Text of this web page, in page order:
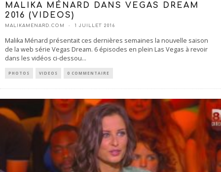
MALIKA MÉNARD DANS VEGAS DREAM
2016 (VIDEOS)
MALIKAMENARD.COM 1 JUILLET 2016
Malika Ménard présentait ces dernières semaines la nouvelle saison
de la web série Vegas Dream. 6 épisodes en plein Las Vegas à revoir
dans les vidéos ci-dessou...
PHOTOS VIDEOS 0 COMMENTAIRE